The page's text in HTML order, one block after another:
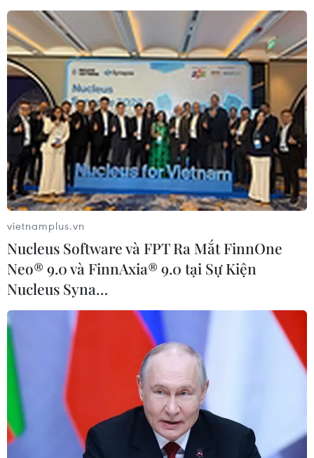
TIN CÙNG CHUYÊN MỤC
Iceland trước cuộc trưng cầu ý dân
về nối lại đàm phán gia nhập EU
vietnamplus.vn
Nucleus Software và FPT Ra Mắt FinnOne
Neo® 9.0 và FinnAxia® 9.0 tại Sự Kiện
Nucleus Syna…